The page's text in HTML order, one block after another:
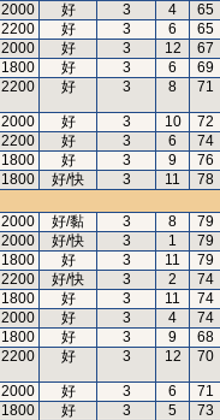
2000 好 3 4
65
2200 好 3 6
65
2000 好 3 12
67
1800 好 3 6
69
2200 好 3 8 71
2000 好 3 10
72
2200 好 3 6
74
1800 好 3 9
76
1800 好/快 3 11
78
2000 好/黏 3 8
79
2000 好/快 3 1
79
1800 好 3 11
79
2200 好/快 3 2
74
1800 好 3 11
74
2000 好 3 4
74
1800 好 3 9
68
2200 好 3 12 70
2000 好 3 6
71
1800 好 3 5
73